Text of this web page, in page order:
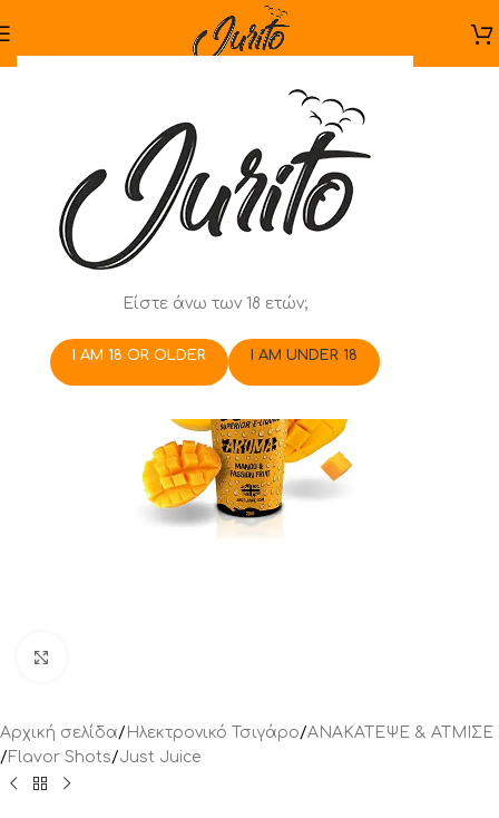
Είστε άνω των 18 ετών;
I AM 18 OR OLDER I AM UNDER 18
Αρχική σελίδα/ Ηλεκτρονικό Τσιγάρο/ΑΝΑΚΑΤΕΨΕ & ΑΤΜΙΣΕ
/Flavor Shots/Just Juice